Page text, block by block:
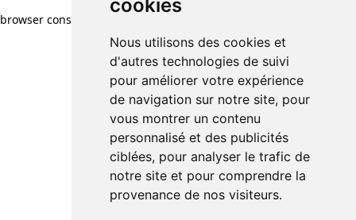
cookies
Nous utilisons des cookies et
d'autres technologies de suivi
pour améliorer votre expérience
de navigation sur notre site, pour
vous montrer un contenu
personnalisé et des publicités
ciblées, pour analyser le trafic de
notre site et pour comprendre la
provenance de nos visiteurs.
browser console for more information)